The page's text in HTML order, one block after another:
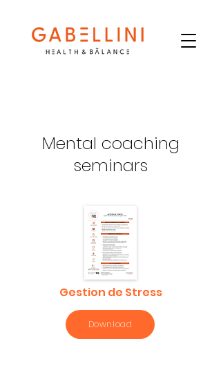
Mental coaching
seminars
Gestion de Stress
Download